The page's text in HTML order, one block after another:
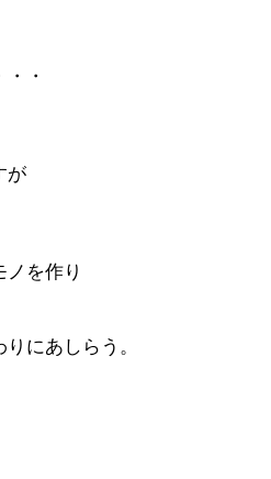
・
が
を作り
にあしらう。